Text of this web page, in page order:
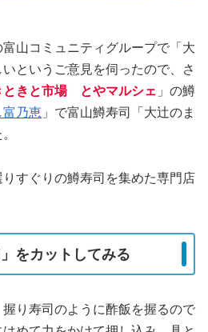
山コミュニティグループで「大
というご意見を伺ったので、さ
ときと市場 とやマルシェ 」の鱒
富乃恵 」で富山鱒寿司「大辻のま
すぐりの鱒寿司を集めた専門店
をカットしてみる
り寿司のように酢飯を握るので